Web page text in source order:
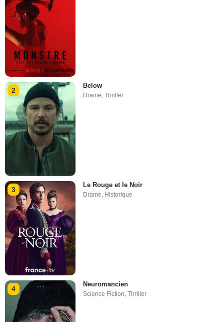
2
Below
Drame ,Thriller
3
Le Rouge et le Noir
Drame, Historique
4
Neuromancien
Science Fiction,Thriller